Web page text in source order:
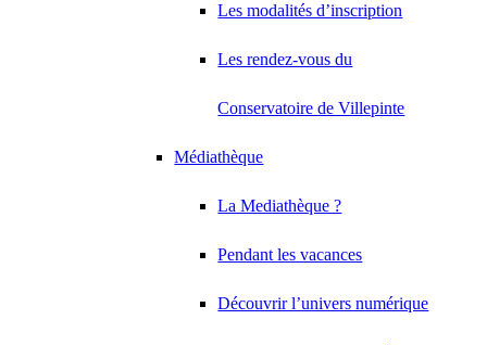
Les modalités d’inscription
Les rendez-vous du
Conservatoire de Villepinte
Médiathèque
La Mediathèque ?
Pendant les vacances
Découvrir l’univers numérique